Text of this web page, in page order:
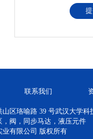
联系我们
山区珞喻路 39 号武汉大学科
，阀，同步马达，液压元件
业有限公司 版权所有